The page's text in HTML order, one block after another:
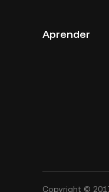
Aprender
Copyright ©